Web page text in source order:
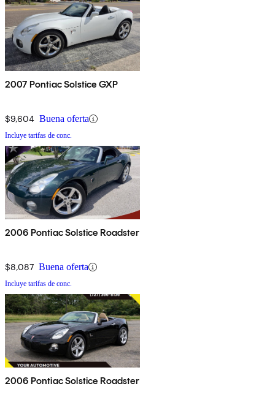
2007 Pontiac Solstice GXP
$9,604 Buena oferta
Incluye tarifas de conc.
2006 Pontiac Solstice Roadster
$8,087 Buena oferta
Incluye tarifas de conc.
2006 Pontiac Solstice Roadster